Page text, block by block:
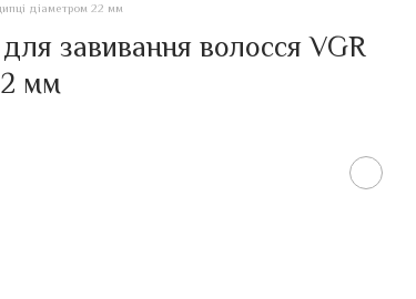
діаметром 22 мм
завивання волосся VGR
мм